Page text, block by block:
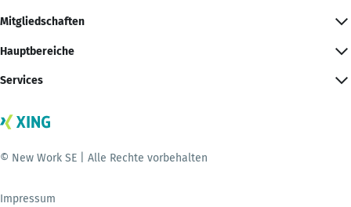
Mitgliedschaften
Hauptbereiche
Services
© New Work SE | Alle Rechte vorbehalten
Impressum